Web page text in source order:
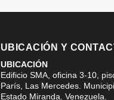
UBICACIÓN Y
UBICACIÓN
Edificio SMA, oficina 3-10,
París, Las Mercedes.
Estado Miranda. Venezuela.